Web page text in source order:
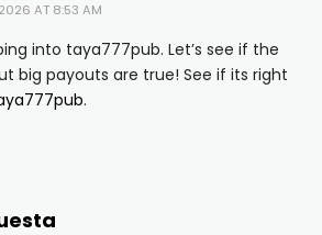
2026 AT 8:53 AM
into taya777pub. Let’s see if the
big payouts are true! See if its right
.